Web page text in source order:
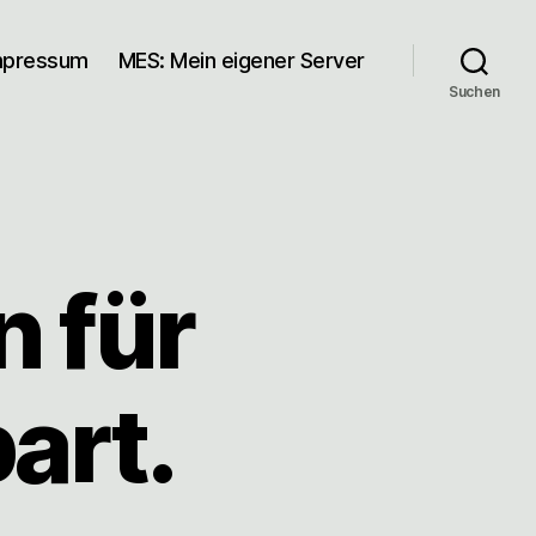
MES: Mein eigener Server
Suchen
für